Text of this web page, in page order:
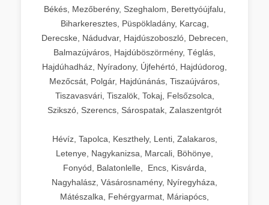
Békés, Mezőberény, Szeghalom, Berettyóújfalu,
Biharkeresztes, Püspökladány, Karcag,
Derecske, Nádudvar, Hajdúszoboszló, Debrecen,
Balmazújváros, Hajdúböszörmény, Téglás,
Hajdúhadház, Nyíradony, Újfehértó, Hajdúdorog,
Mezőcsát, Polgár, Hajdúnánás, Tiszaújváros,
Tiszavasvári, Tiszalök, Tokaj, Felsőzsolca,
Szikszó, Szerencs, Sárospatak, Zalaszentgrót
Hévíz, Tapolca, Keszthely, Lenti, Zalakaros,
Letenye, Nagykanizsa, Marcali, Böhönye,
Fonyód, Balatonlelle, Encs, Kisvárda,
Nagyhalász, Vásárosnamény, Nyíregyháza,
Mátészalka, Fehérgyarmat, Máriapócs,